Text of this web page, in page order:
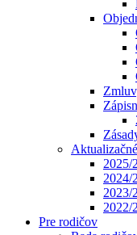
2025/
2024/
2023/
2022/
Pre rodičov